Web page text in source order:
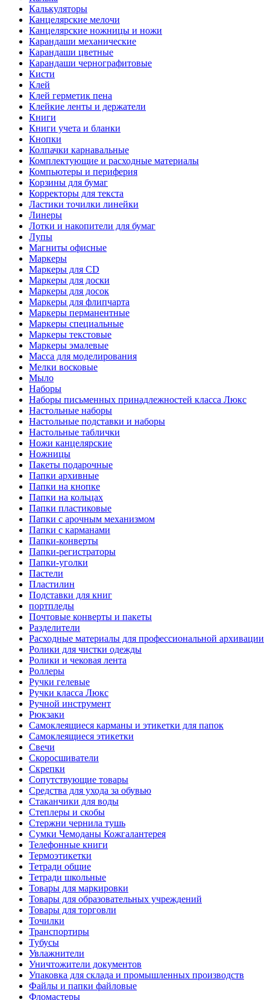
Калькуляторы
Канцелярские мелочи
Канцелярские ножницы и ножи
Карандаши механические
Карандаши цветные
Карандаши чернографитовые
Кисти
Клей
Клей герметик пена
Клейкие ленты и держатели
Книги
Книги учета и бланки
Кнопки
Колпачки карнавальные
Комплектующие и расходные материалы
Компьютеры и периферия
Корзины для бумаг
Корректоры для текста
Ластики точилки линейки
Линеры
Лотки и накопители для бумаг
Лупы
Магниты офисные
Маркеры
Маркеры для CD
Маркеры для доски
Маркеры для досок
Маркеры для флипчарта
Маркеры перманентные
Маркеры специальные
Маркеры текстовые
Маркеры эмалевые
Масса для моделирования
Мелки восковые
Мыло
Наборы
Наборы письменных принадлежностей класса Люкс
Настольные наборы
Настольные подставки и наборы
Настольные таблички
Ножи канцелярские
Ножницы
Пакеты подарочные
Папки архивные
Папки на кнопке
Папки на кольцах
Папки пластиковые
Папки с арочным механизмом
Папки с карманами
Папки-конверты
Папки-регистраторы
Папки-уголки
Пастели
Пластилин
Подставки для книг
портпледы
Почтовые конверты и пакеты
Разделители
Расходные материалы для профессиональной архивации
Ролики для чистки одежды
Ролики и чековая лента
Роллеры
Ручки гелевые
Ручки класса Люкс
Ручной инструмент
Рюкзаки
Самоклеящиеся карманы и этикетки для папок
Самоклеящиеся этикетки
Свечи
Скоросшиватели
Скрепки
Сопутствующие товары
Средства для ухода за обувью
Стаканчики для воды
Степлеры и скобы
Стержни чернила тушь
Сумки Чемоданы Кожгалантерея
Телефонные книги
Термоэтикетки
Тетради общие
Тетради школьные
Товары для маркировки
Товары для образовательных учреждений
Товары для торговли
Точилки
Транспортиры
Тубусы
Увлажнители
Уничтожители документов
Упаковка для склада и промышленных производств
Файлы и папки файловые
Фломастеры